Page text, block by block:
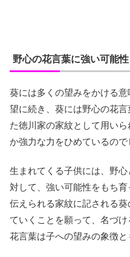
野心の花言葉に強い可能
葵には多くの望みをかける
望に続き、葵には野心の花
た徳川家の家紋として用い
か強力な力をひめているので
生まれてくる子供には、野
対して、強い可能性をもち
伝えられる家紋に記される
ていくことを願って、名づ
花言葉は子への望みの象徴と